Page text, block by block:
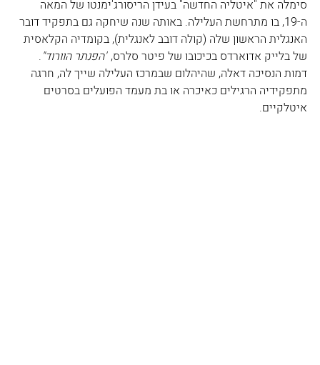
סימלה את "איטליה החדשה" בעידן הריסורג'ימנטו של המאה
ה-19, בו מתרחשת העלילה. באותה שנה שיחקה גם בתפקיד דובר
האנגלית הראשון שלה (קולה דובב לאנגלית), בקומדיה הקלאסית
של בלייק אדוארדס בכיכובו של פיטר סלרס, "הפנתר הוורוד".
דמות הנסיכה דאלה, שהיהלום שבמרכז העלילה שייך לה, חרגה
מתפקידיה הרגילים כאיכרה או בת מעמד הפועלים בסרטים
איטלקיים.